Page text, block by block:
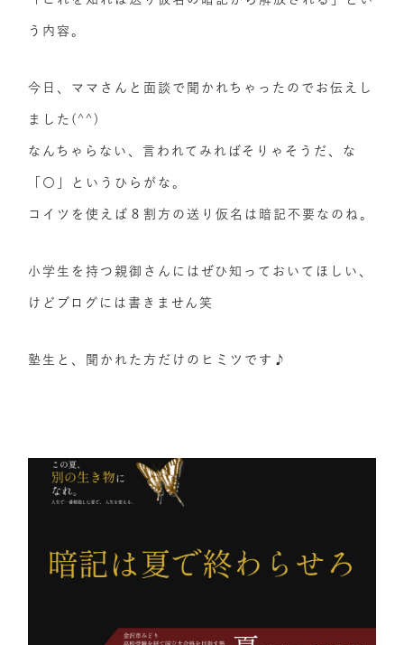
う内容。
今日、ママさんと面談で聞かれちゃったのでお伝えし
ました(^^)
なんちゃらない、言われてみればそりゃそうだ、な
「〇」というひらがな。
コイツを使えば８割方の送り仮名は暗記不要なのね。
小学生を持つ親御さんにはぜひ知っておいてほしい、
けどブログには書きません笑
塾生と、聞かれた方だけのヒミツです♪